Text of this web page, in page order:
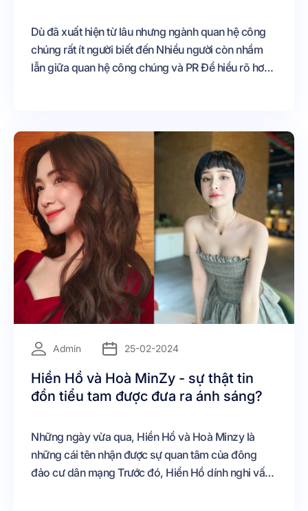
Dù đã xuất hiện từ lâu nhưng ngành quan hệ công
chúng rất ít người biết đến Nhiều người còn nhầm
lẫn giữa quan hệ công chúng và PR Để hiểu rõ hơn
gì? Mời các bạn cùng theo dõi
Admin 25-02-2024
Hiền Hồ và Hoà MinZy - sự thật tin
đồn tiểu tam được đưa ra ánh sáng?
Những ngày vừa qua, Hiền Hồ và Hoà Minzy là
những cái tên nhận được sự quan tâm của đông
đảo cư dân mạng Trước đó, Hiền Hồ dính nghi vấn